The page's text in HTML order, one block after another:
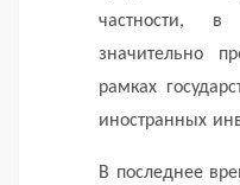
частности,
значительно
рамках
иностранных
В последнее